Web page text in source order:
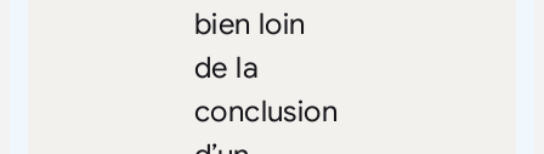
bien loin
de la
conclusion